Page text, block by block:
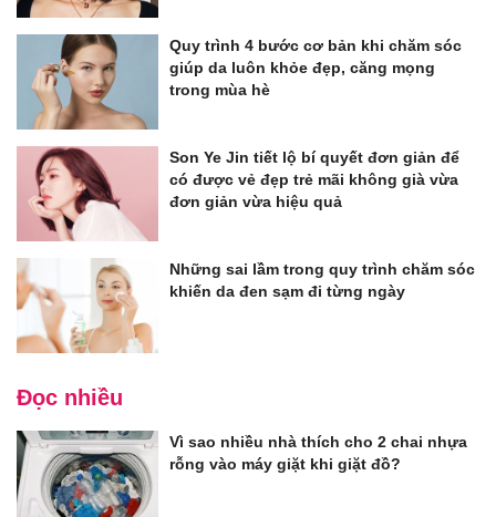
Quy trình 4 bước cơ bản khi chăm sóc
giúp da luôn khỏe đẹp, căng mọng
trong mùa hè
Son Ye Jin tiết lộ bí quyết đơn giản để
có được vẻ đẹp trẻ mãi không già vừa
đơn giản vừa hiệu quả
Những sai lầm trong quy trình chăm sóc
khiến da đen sạm đi từng ngày
Đọc nhiều
Vì sao nhiều nhà thích cho 2 chai nhựa
rỗng vào máy giặt khi giặt đồ?